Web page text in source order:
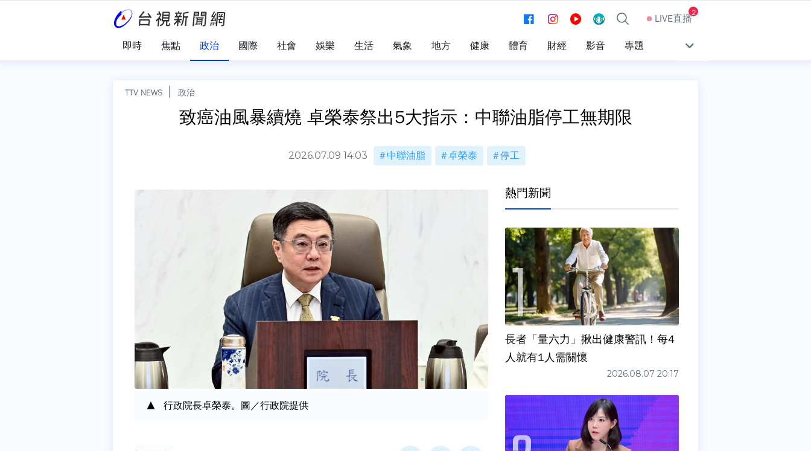
LIVE直播2
即時 焦點 政治 國際 社會 娛樂 生活 氣象 地方 健康 體育 財經 影音 專題
TTV NEWS 政治
致癌油風暴續燒 卓榮泰祭出5大指示：中聯油脂停工無期限
2026.07.09 14:03 中聯油脂 卓榮泰 停工
行政院長卓榮泰。圖／行政院提供
熱門新聞
長者「量六力」揪出健康警訊！每4
人就有1人需關懷
2026.08.07 20:17